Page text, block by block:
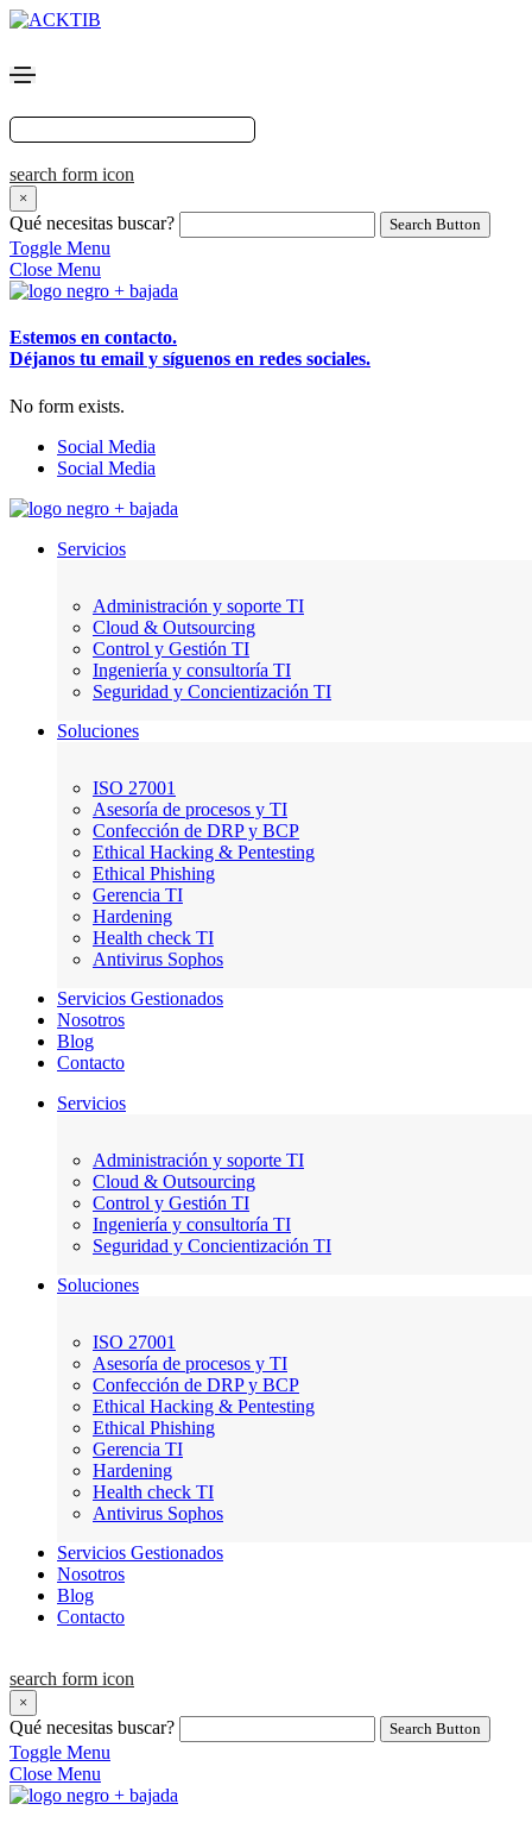
search form icon
×
Qué necesitas buscar? Search Button
Toggle Menu
Close Menu
Estemos en contacto.
Déjanos tu email y síguenos en redes sociales.
No form exists.
Social Media
Social Media
Servicios
Administración y soporte TI
Cloud & Outsourcing
Control y Gestión TI
Ingeniería y consultoría TI
Seguridad y Concientización TI
Soluciones
ISO 27001
Asesoría de procesos y TI
Confección de DRP y BCP
Ethical Hacking & Pentesting
Ethical Phishing
Gerencia TI
Hardening
Health check TI
Antivirus Sophos
Servicios Gestionados
Nosotros
Blog
Contacto
Servicios
Administración y soporte TI
Cloud & Outsourcing
Control y Gestión TI
Ingeniería y consultoría TI
Seguridad y Concientización TI
Soluciones
ISO 27001
Asesoría de procesos y TI
Confección de DRP y BCP
Ethical Hacking & Pentesting
Ethical Phishing
Gerencia TI
Hardening
Health check TI
Antivirus Sophos
Servicios Gestionados
Nosotros
Blog
Contacto
search form icon
×
Qué necesitas buscar? Search Button
Toggle Menu
Close Menu